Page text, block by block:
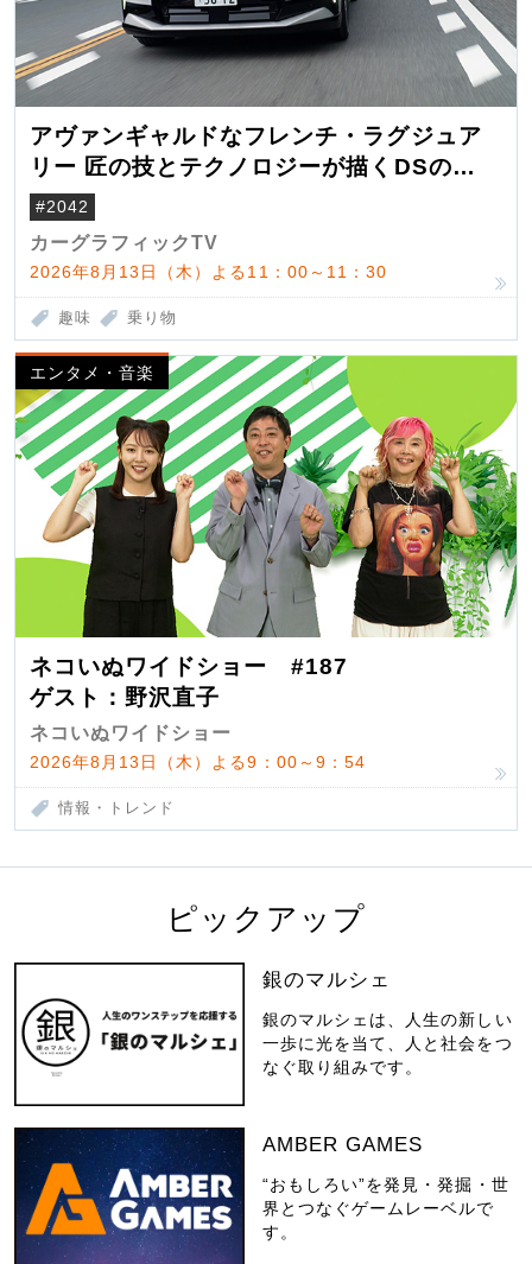
アヴァンギャルドなフレンチ・ラグジュア
リー 匠の技とテクノロジーが描くDSの世
界観
#2042
カーグラフィックTV
2026年8月13日（木）よる11：00～11：30
趣味 乗り物
エンタメ・音楽
ネコいぬワイドショー #187
ゲスト：野沢直子
ネコいぬワイドショー
2026年8月13日（木）よる9：00～9：54
情報・トレンド
ピックアップ
銀のマルシェ
銀のマルシェは、人生の新しい
一歩に光を当て、人と社会をつ
なぐ取り組みです。
AMBER GAMES
“おもしろい”を発見・発掘・世
界とつなぐゲームレーベルで
す。